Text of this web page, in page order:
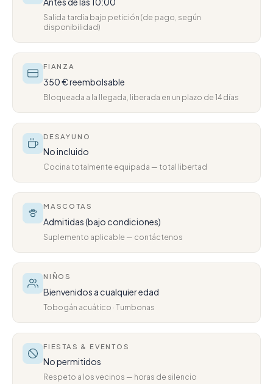
Salida tardía bajo petición (de pago, según
disponibilidad)
FIANZA
350 € reembolsable
Bloqueada a la llegada, liberada en un plazo de 14 días
DESAYUNO
No incluido
Cocina totalmente equipada — total libertad
MASCOTAS
Admitidas (bajo condiciones)
Suplemento aplicable — contáctenos
NIÑOS
Bienvenidos a cualquier edad
Tobogán acuático · Tumbonas
FIESTAS & EVENTOS
No permitidos
Respeto a los vecinos — horas de silencio